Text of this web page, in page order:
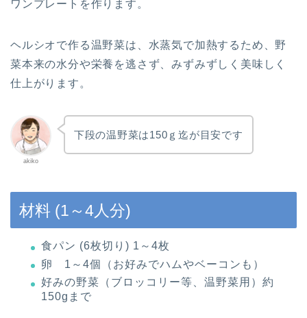
ワンプレートを作ります。
ヘルシオで作る温野菜は、水蒸気で加熱するため、野
菜本来の水分や栄養を逃さず、みずみずしく美味しく
仕上がります。
akiko
下段の温野菜は150ｇ迄が目安です
材料 (1～4人分)
食パン (6枚切り) 1～4枚
卵 1～4個（お好みでハムやベーコンも）
好みの野菜（ブロッコリー等、温野菜用）約
150gまで